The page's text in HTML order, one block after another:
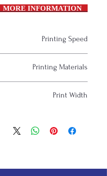
Printing Speed
Printing Materials
Print Width